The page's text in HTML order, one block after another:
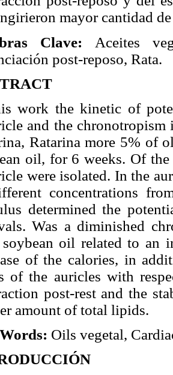
mayor cantidad
Clave: Aceites
post-reposo, Rata.
work the kinetic of
and the chronotropism
Ratarina more 5% of
oil, for 6 weeks. Of
were isolated. In the
concentrations
determined the
Was a diminished
oil related to an
of the calories, in
of the auricles with
post-rest and the
amount of total lipids.
Oils vegetal,